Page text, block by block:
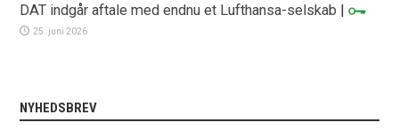
DAT indgår aftale med endnu et Lufthansa-selskab |
25. juni 2026
NYHEDSBREV